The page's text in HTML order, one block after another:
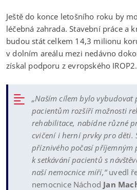
Ještě do konce letošního roku by
léčebná zahrada. Stavební práce a
budou stát celkem 14,3 milionu
v dolním areálu mezi nedávno
získal podporu z evropského IROP2.
„Naším cílem bylo vybudovat
pacientům rozšíří možnosti
rehabilitace, nabídne různé
cvičení i herní prvky pro děti.
příznivého počasí příjemným
k setkávání pacientů s
naší nemocnice míří,“uvedl
nemocnice Náchod Jan